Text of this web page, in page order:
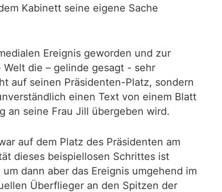
Kabinett seine eigene Sache
Ereignis geworden und zur
die – gelinde gesagt - sehr
auf seinen Präsidenten-Platz, sondern
einen Text von einem Blatt
an seine Frau Jill übergeben wird.
auf dem Platz des Präsidenten am
dieses beispiellosen Schrittes ist
dann aber das Ereignis umgehend im
Überflieger an den Spitzen der